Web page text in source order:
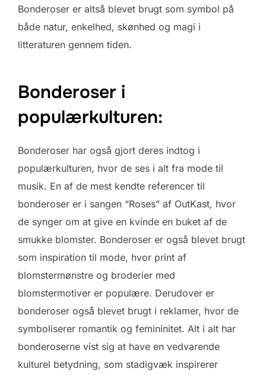
Bonderoser er altså blevet brugt som symbol på
både natur, enkelhed, skønhed og magi i
litteraturen gennem tiden.
Bonderoser i
populærkulturen:
Bonderoser har også gjort deres indtog i
populærkulturen, hvor de ses i alt fra mode til
musik. En af de mest kendte referencer til
bonderoser er i sangen “Roses” af OutKast, hvor
de synger om at give en kvinde en buket af de
smukke blomster. Bonderoser er også blevet brugt
som inspiration til mode, hvor print af
blomstermønstre og broderier med
blomstermotiver er populære. Derudover er
bonderoser også blevet brugt i reklamer, hvor de
symboliserer romantik og femininitet. Alt i alt har
bonderoserne vist sig at have en vedvarende
kulturel betydning, som stadigvæk inspirerer